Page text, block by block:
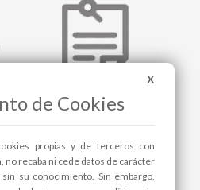
Tablón de anuncios
X
de Cookies
propias y de terceros con
no recaba ni cede datos de carácter
su conocimiento. Sin embargo,